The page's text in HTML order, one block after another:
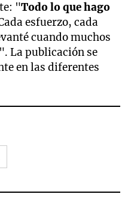
"Todo lo que hago
esfuerzo, cada
cuando muchos
La publicación se
en las diferentes